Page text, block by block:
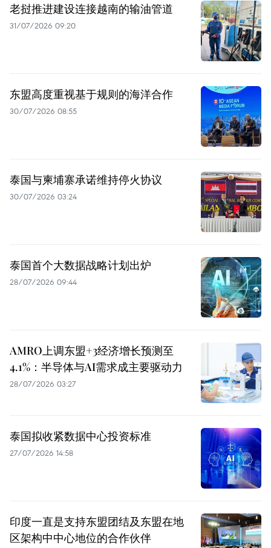
老挝推进建设连接越南的输油管道
31/07/2026 09:20
东盟高度重视基于规则的海洋合作
30/07/2026 08:55
泰国与柬埔寨承诺维持停火协议
30/07/2026 03:24
泰国首个大数据战略计划出炉
28/07/2026 09:44
AMRO上调东盟+3经济增长预测至
4.1%：半导体与AI需求成主要驱动力
28/07/2026 03:27
泰国拟收紧数据中心投资标准
27/07/2026 14:58
印度一直是支持东盟团结及东盟在地
区架构中中心地位的合作伙伴